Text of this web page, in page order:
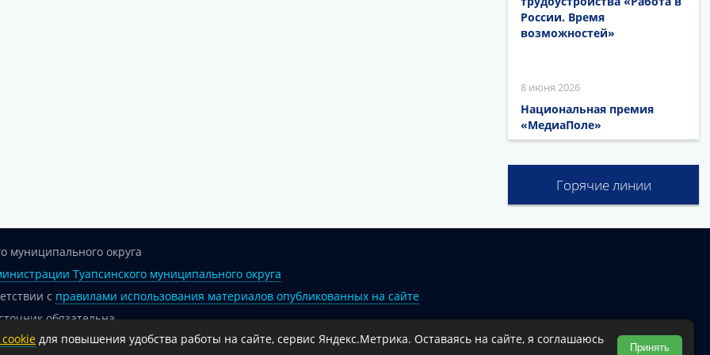
России. Время
возможностей»
8 июня 2026
Национальная премия
«МедиаПоле»
Горячие линии
муниципального округа
Туапсинского муниципального округа
с правилами использования материалов опубликованных на сайте
обязательна.
на официальный интернет-портал администрации Туапсинского муниципального округа.
для повышения удобства работы на сайте, сервис Яндекс.Метрика. Оставаясь на сайте, я соглашаюсь
Принять